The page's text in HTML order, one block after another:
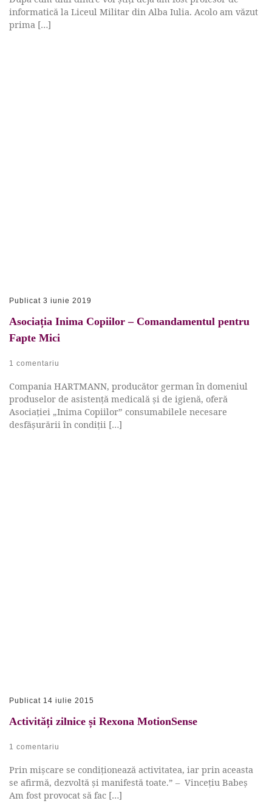
informatică la Liceul Militar din Alba Iulia. Acolo am văzut
prima […]
Publicat 3 iunie 2019
Asociația Inima Copiilor – Comandamentul pentru
Fapte Mici
1 comentariu
Compania HARTMANN, producător german în domeniul
produselor de asistență medicală și de igienă, oferă
Asociației „Inima Copiilor” consumabilele necesare
desfășurării în condiții […]
Publicat 14 iulie 2015
Activități zilnice și Rexona MotionSense
1 comentariu
Prin mișcare se condiționează activitatea, iar prin aceasta
se afirmă, dezvoltă și manifestă toate.” – Vincețiu Babeș
Am fost provocat să fac […]